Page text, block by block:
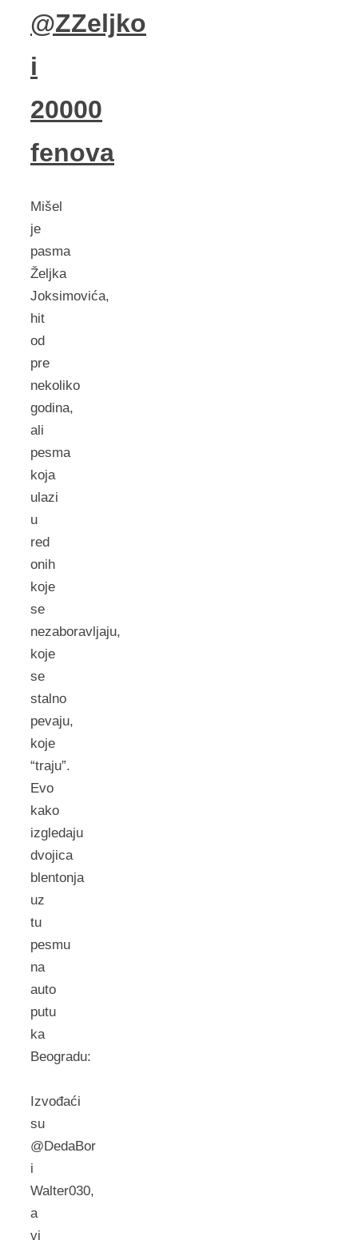
@ZZeljko
i
20000
fenova
Mišel
je
pasma
Željka
Joksimovića,
hit
od
pre
nekoliko
godina,
ali
pesma
koja
ulazi
u
red
onih
koje
se
nezaboravljaju,
koje
se
stalno
pevaju,
koje
“traju”.
Evo
kako
izgledaju
dvojica
blentonja
uz
tu
pesmu
na
auto
putu
ka
Beogradu:
Izvođaći
su
@DedaBor
i
Walter030,
a
vi